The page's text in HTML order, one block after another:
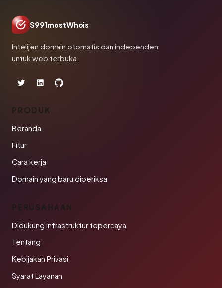
S991mostWhois
Intelijen domain otomatis dan independen
untuk web terbuka.
PRODUK
Beranda
Fitur
Cara kerja
Domain yang baru diperiksa
PERUSAHAAN
Didukung infrastruktur tepercaya
Tentang
Kebijakan Privasi
Syarat Layanan